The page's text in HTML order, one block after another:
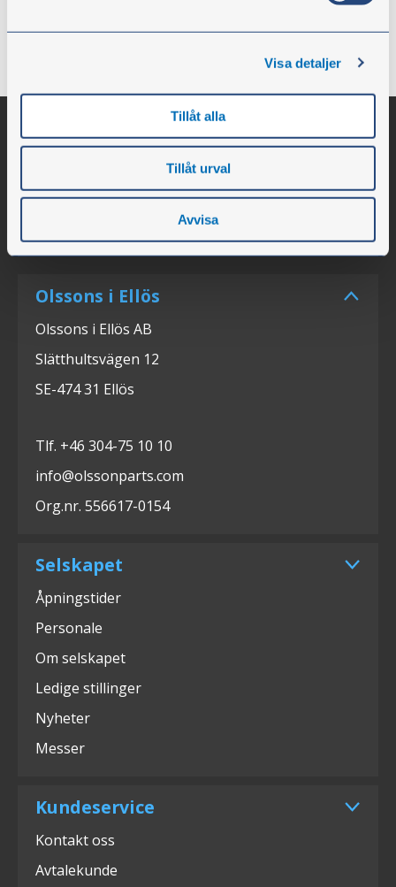
Visa detaljer
Tillåt alla
Tillåt urval
Avvisa
Olssons i Ellös
Olssons i Ellös AB
Slätthultsvägen 12
SE-474 31 Ellös
Tlf. +46 304-75 10 10
info@olssonparts.com
Org.nr. 556617-0154
Selskapet
Åpningstider
Personale
Om selskapet
Ledige stillinger
Nyheter
Messer
Kundeservice
Kontakt oss
Avtalekunde